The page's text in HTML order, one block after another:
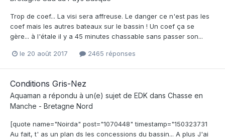
Trop de coef... La visi sera affreuse. Le danger ce n'est pas les
coef mais les autres bateaux sur le bassin ! Un coef ça se
gère... à l'étale il y a 45 minutes chassable sans passer son...
le 20 août 2017 2465 réponses
Conditions Gris-Nez
Aquaman a répondu à un(e) sujet de EDK dans Chasse en
Manche - Bretagne Nord
[quote name="Noirda" post="1070448" timestamp="150323731
Au fait, t' as un plan ds les concessions du bassin... A plus J'ai